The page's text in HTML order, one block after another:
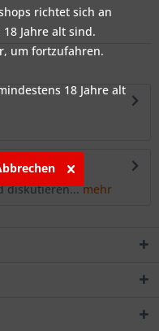
diskutieren...mehr
richtet sich an
Jahre alt sind.
um fortzufahren.
18 Jahre alt